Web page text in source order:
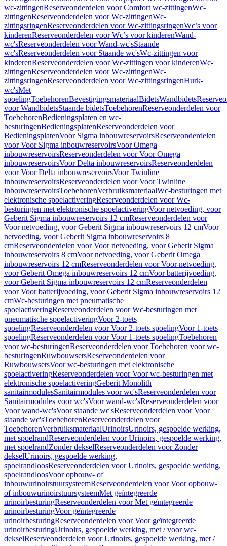
wc-zittingenReserveonderdelen voor Comfort wc-zittingenWc-
zittingenReserveonderdelen voor Wc-zittingenWc-
zittingsringenReserveonderdelen voor Wc-zittingsringenWc’s voor
kinderenReserveonderdelen voor Wc’s voor kinderenWand-
wc'sReserveonderdelen voor Wand-wc'sStaande
wc'sReserveonderdelen voor Staande wc'sWc-zittingen voor
kinderenReserveonderdelen voor Wc-zittingen voor kinderenWc-
zittingenReserveonderdelen voor Wc-zittingenWc-
zittingsringenReserveonderdelen voor Wc-zittingsringenHurk-
wc'sMet
spoelingToebehorenBevestigingsmateriaalBidetsWandbidets
voor WandbidetsStaande bidetsToebehorenReserveonderdelen voor
ToebehorenBedieningsplaten en wc-
besturingenBedieningsplatenReserveonderdelen voor
BedieningsplatenVoor Sigma inbouwreservoirsReserveonderdelen
voor Voor Sigma inbouwreservoirsVoor Omega
inbouwreservoirsReserveonderdelen voor Voor Omega
inbouwreservoirsVoor Delta inbouwreservoirsReserveonderdelen
voor Voor Delta inbouwreservoirsVoor Twinline
inbouwreservoirsReserveonderdelen voor Voor Twinline
inbouwreservoirsToebehorenVerbruiksmateriaalWc-besturingen met
elektronische spoelactiveringReserveonderdelen voor Wc-
besturingen met elektronische spoelactiveringVoor netvoeding, voor
Geberit Sigma inbouwreservoirs 12 cmReserveonderdelen voor
Voor netvoeding, voor Geberit Sigma inbouwreservoirs 12 cmVoor
netvoeding, voor Geberit Sigma inbouwreservoirs 8
cmReserveonderdelen voor Voor netvoeding, voor Geberit Sigma
inbouwreservoirs 8 cmVoor netvoeding, voor Geberit Omega
inbouwreservoirs 12 cmReserveonderdelen voor Voor netvoeding,
voor Geberit Omega inbouwreservoirs 12 cmVoor batterijvoeding,
voor Geberit Sigma inbouwreservoirs 12 cmReserveonderdelen
voor Voor batterijvoeding, voor Geberit Sigma inbouwreservoirs 12
cmWc-besturingen met pneumatische
spoelactiveringReserveonderdelen voor Wc-besturingen met
pneumatische spoelactiveringVoor 2-toets
spoelingReserveonderdelen voor Voor 2-toets spoelingVoor 1-toets
spoelingReserveonderdelen voor Voor 1-toets spoelingToebehoren
voor wc-besturingenReserveonderdelen voor Toebehoren voor wc-
besturingenRuwbouwsetsReserveonderdelen voor
RuwbouwsetsVoor wc-besturingen met elektronische
spoelactiveringReserveonderdelen voor Voor wc-besturingen met
elektronische spoelactiveringGeberit Monolith
sanitairmodulesSanitairmodules voor wc'sReserveonderdelen voor
Sanitairmodules voor wc'sVoor wand-wc'sReserveonderdelen voor
Voor wand-wc'sVoor staande wc'sReserveonderdelen voor Voor
staande wc'sToebehorenReserveonderdelen voor
ToebehorenVerbruiksmateriaalUrinoirsUrinoirs, gespoelde werking,
met spoelrandReserveonderdelen voor Urinoirs, gespoelde werking,
met spoelrandZonder dekselReserveonderdelen voor Zonder
dekselUrinoirs, gespoelde werking,
spoelrandloosReserveonderdelen voor Urinoirs, gespoelde werking,
spoelrandloosVoor opbouw- of
inbouwurinoirstuursysteemReserveonderdelen voor Voor opbouw-
of inbouwurinoirstuursysteemMet geïntegreerde
urinoirbesturingReserveonderdelen voor Met geïntegreerde
urinoirbesturingVoor geïntegreerde
urinoirbesturingReserveonderdelen voor Voor geïntegreerde
urinoirbesturingUrinoirs, gespoelde werking, met / voor wc-
dekselReserveonderdelen voor Urinoirs, gespoelde werking, met /